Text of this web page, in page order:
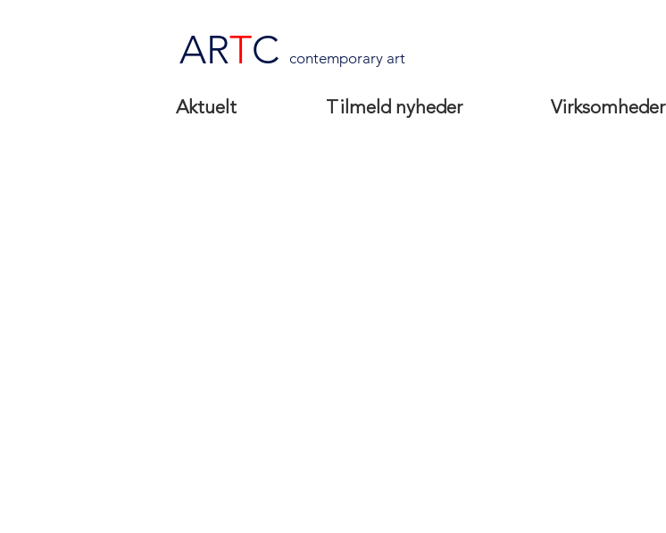
ARTC contemporary art
Aktuelt Tilmeld nyheder Virksomheder